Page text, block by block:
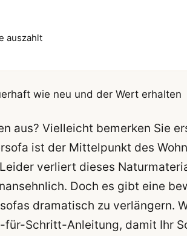
auszahlt
wie neu und der Wert erhalten
aus? Vielleicht bemerken Sie
ist der Mittelpunkt des
verliert dieses
Doch es gibt eine
dramatisch zu verlängern.
für-Schritt-Anleitung, damit Ihr